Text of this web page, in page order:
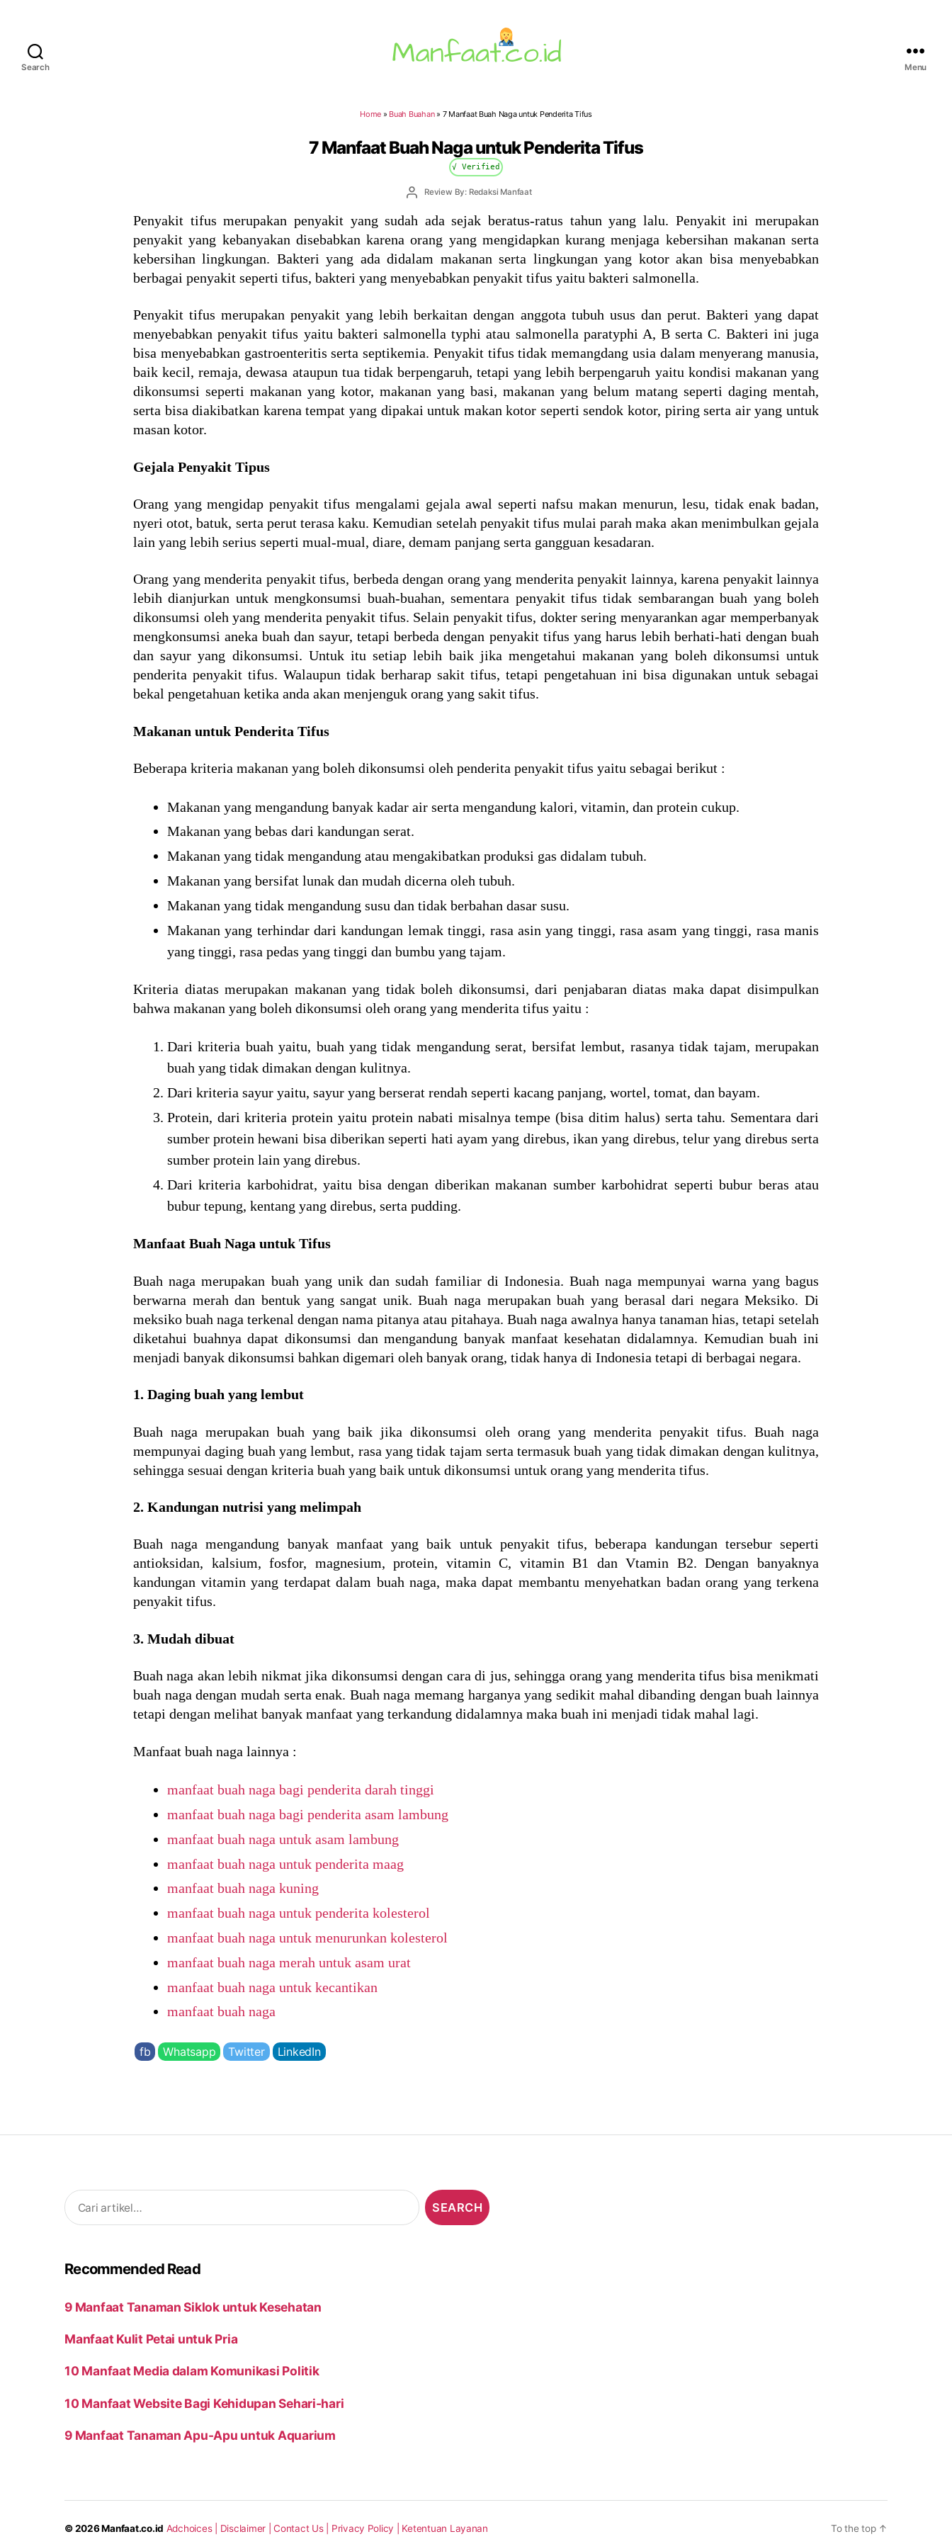
Search Menu
Home » Buah Buahan» 7 Manfaat Buah Naga untuk Penderita Tifus
7 Manfaat Buah Naga untuk Penderita Tifus
√ Verified
PostReview By: Redaksi Manfaat
Penyakit tifus merupakan penyakit yang sudah ada sejak beratus-ratus tahun yang lalu. Penyakit ini merupakan
penyakit yang kebanyakan disebabkan karena orang yang mengidapkan kurang menjaga kebersihan makanan serta
kebersihan lingkungan. Bakteri yang ada didalam makanan serta lingkungan yang kotor akan bisa menyebabkan
berbagai penyakit seperti tifus, bakteri yang menyebabkan penyakit tifus yaitu bakteri salmonella.
Penyakit tifus merupakan penyakit yang lebih berkaitan dengan anggota tubuh usus dan perut. Bakteri yang dapat
menyebabkan penyakit tifus yaitu bakteri salmonella typhi atau salmonella paratyphi A, B serta C. Bakteri ini juga
bisa menyebabkan gastroenteritis serta septikemia. Penyakit tifus tidak memangdang usia dalam menyerang manusia,
baik kecil, remaja, dewasa ataupun tua tidak berpengaruh, tetapi yang lebih berpengaruh yaitu kondisi makanan yang
dikonsumsi seperti makanan yang kotor, makanan yang basi, makanan yang belum matang seperti daging mentah,
serta bisa diakibatkan karena tempat yang dipakai untuk makan kotor seperti sendok kotor, piring serta air yang untuk
masan kotor.
Gejala Penyakit Tipus
Orang yang mengidap penyakit tifus mengalami gejala awal seperti nafsu makan menurun, lesu, tidak enak badan,
nyeri otot, batuk, serta perut terasa kaku. Kemudian setelah penyakit tifus mulai parah maka akan menimbulkan gejala
lain yang lebih serius seperti mual-mual, diare, demam panjang serta gangguan kesadaran.
Orang yang menderita penyakit tifus, berbeda dengan orang yang menderita penyakit lainnya, karena penyakit lainnya
lebih dianjurkan untuk mengkonsumsi buah-buahan, sementara penyakit tifus tidak sembarangan buah yang boleh
dikonsumsi oleh yang menderita penyakit tifus. Selain penyakit tifus, dokter sering menyarankan agar memperbanyak
mengkonsumsi aneka buah dan sayur, tetapi berbeda dengan penyakit tifus yang harus lebih berhati-hati dengan buah
dan sayur yang dikonsumsi. Untuk itu setiap lebih baik jika mengetahui makanan yang boleh dikonsumsi untuk
penderita penyakit tifus. Walaupun tidak berharap sakit tifus, tetapi pengetahuan ini bisa digunakan untuk sebagai
bekal pengetahuan ketika anda akan menjenguk orang yang sakit tifus.
Makanan untuk Penderita Tifus
Beberapa kriteria makanan yang boleh dikonsumsi oleh penderita penyakit tifus yaitu sebagai berikut :
Makanan yang mengandung banyak kadar air serta mengandung kalori, vitamin, dan protein cukup.
Makanan yang bebas dari kandungan serat.
Makanan yang tidak mengandung atau mengakibatkan produksi gas didalam tubuh.
Makanan yang bersifat lunak dan mudah dicerna oleh tubuh.
Makanan yang tidak mengandung susu dan tidak berbahan dasar susu.
Makanan yang terhindar dari kandungan lemak tinggi, rasa asin yang tinggi, rasa asam yang tinggi, rasa manis
yang tinggi, rasa pedas yang tinggi dan bumbu yang tajam.
Kriteria diatas merupakan makanan yang tidak boleh dikonsumsi, dari penjabaran diatas maka dapat disimpulkan
bahwa makanan yang boleh dikonsumsi oleh orang yang menderita tifus yaitu :
Dari kriteria buah yaitu, buah yang tidak mengandung serat, bersifat lembut, rasanya tidak tajam, merupakan
buah yang tidak dimakan dengan kulitnya.
Dari kriteria sayur yaitu, sayur yang berserat rendah seperti kacang panjang, wortel, tomat, dan bayam.
Protein, dari kriteria protein yaitu protein nabati misalnya tempe (bisa ditim halus) serta tahu. Sementara dari
sumber protein hewani bisa diberikan seperti hati ayam yang direbus, ikan yang direbus, telur yang direbus serta
sumber protein lain yang direbus.
Dari kriteria karbohidrat, yaitu bisa dengan diberikan makanan sumber karbohidrat seperti bubur beras atau
bubur tepung, kentang yang direbus, serta pudding.
Manfaat Buah Naga untuk Tifus
Buah naga merupakan buah yang unik dan sudah familiar di Indonesia. Buah naga mempunyai warna yang bagus
berwarna merah dan bentuk yang sangat unik. Buah naga merupakan buah yang berasal dari negara Meksiko. Di
meksiko buah naga terkenal dengan nama pitanya atau pitahaya. Buah naga awalnya hanya tanaman hias, tetapi setelah
diketahui buahnya dapat dikonsumsi dan mengandung banyak manfaat kesehatan didalamnya. Kemudian buah ini
menjadi banyak dikonsumsi bahkan digemari oleh banyak orang, tidak hanya di Indonesia tetapi di berbagai negara.
1. Daging buah yang lembut
Buah naga merupakan buah yang baik jika dikonsumsi oleh orang yang menderita penyakit tifus. Buah naga
mempunyai daging buah yang lembut, rasa yang tidak tajam serta termasuk buah yang tidak dimakan dengan kulitnya,
sehingga sesuai dengan kriteria buah yang baik untuk dikonsumsi untuk orang yang menderita tifus.
2. Kandungan nutrisi yang melimpah
Buah naga mengandung banyak manfaat yang baik untuk penyakit tifus, beberapa kandungan tersebur seperti
antioksidan, kalsium, fosfor, magnesium, protein, vitamin C, vitamin B1 dan Vtamin B2. Dengan banyaknya
kandungan vitamin yang terdapat dalam buah naga, maka dapat membantu menyehatkan badan orang yang terkena
penyakit tifus.
3. Mudah dibuat
Buah naga akan lebih nikmat jika dikonsumsi dengan cara di jus, sehingga orang yang menderita tifus bisa menikmati
buah naga dengan mudah serta enak. Buah naga memang harganya yang sedikit mahal dibanding dengan buah lainnya
tetapi dengan melihat banyak manfaat yang terkandung didalamnya maka buah ini menjadi tidak mahal lagi.
Manfaat buah naga lainnya :
manfaat buah naga bagi penderita darah tinggi
manfaat buah naga bagi penderita asam lambung
manfaat buah naga untuk asam lambung
manfaat buah naga untuk penderita maag
manfaat buah naga kuning
manfaat buah naga untuk penderita kolesterol
manfaat buah naga untuk menurunkan kolesterol
manfaat buah naga merah untuk asam urat
manfaat buah naga untuk kecantikan
manfaat buah naga
fb Whatsapp Twitter LinkedIn
Search
for:
Recommended Read
9 Manfaat Tanaman Siklok untuk Kesehatan
Manfaat Kulit Petai untuk Pria
10 Manfaat Media dalam Komunikasi Politik
10 Manfaat Website Bagi Kehidupan Sehari-hari
9 Manfaat Tanaman Apu-Apu untuk Aquarium
© 2026Manfaat.co.id Adchoices | Disclaimer |Contact Us | Privacy Policy | Ketentuan Layanan To the top ↑